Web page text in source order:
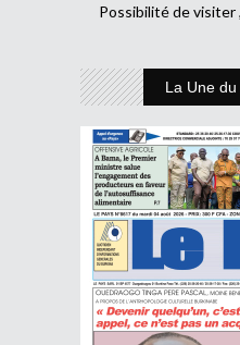
Possibilité de visiter
La Une